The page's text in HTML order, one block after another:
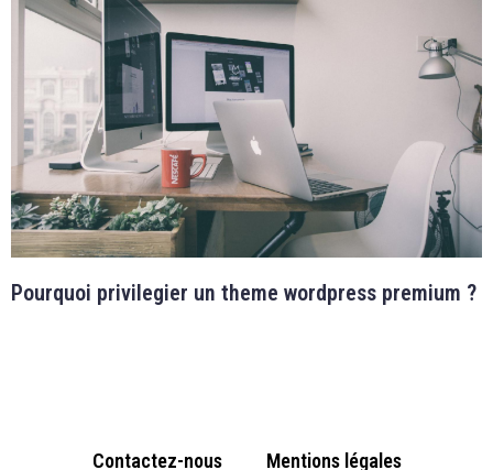
Pourquoi privilegier un theme wordpress premium ?
Contactez-nous Mentions légales